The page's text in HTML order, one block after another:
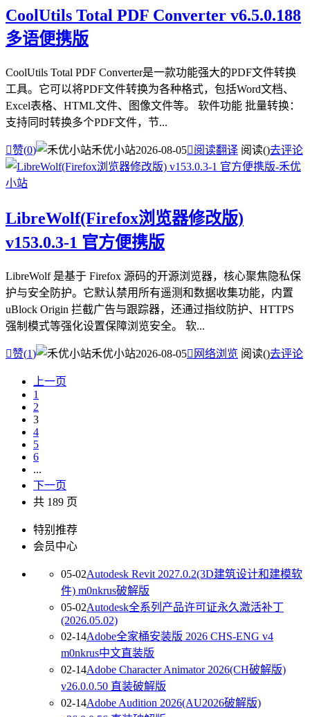
CoolUtils Total PDF Converter v6.5.0.188
多语便携版
CoolUtils Total PDF Converter是一款功能强大的PDF文件转换
工具。它可以将PDF文件转换为各种格式，包括Word文档、
Excel表格、HTML文件、图像文件等。 软件功能 批量转换：
支持同时转换多个PDF文件，节...
赞(0) 禾优小站2026-08-05阅读翻译 阅读()去评论
LibreWolf(Firefox浏览器修改版)
v153.0.3-1 官方便携版
LibreWolf 是基于 Firefox 源码的开源浏览器，核心聚焦隐私保
护与安全防护。它默认禁用所有遥测和数据收集功能，内置
uBlock Origin 拦截广告与跟踪器，还通过指纹防护、HTTPS
强制模式等强化设置保障浏览安全。 软...
赞(1) 禾优小站2026-08-05 网络浏览 阅读()去评论
上一页
1
2
3
4
5
6
...
下一页
共 189 页
特别推荐
会员中心
05-02Autodesk Revit 2027.0.2(3D建筑设计和建模软
件) m0nkrus破解版
05-02Autodesk全系列产品许可证永久激活补丁
(2026.05.02)
02-14Adobe全家桶安装版 2026 CHS-ENG v4
m0nkrus中文直装版
02-14Adobe Character Animator 2026(CH破解版)
v26.0.0.50 直装破解版
02-14Adobe Audition 2026(AU2026破解版)